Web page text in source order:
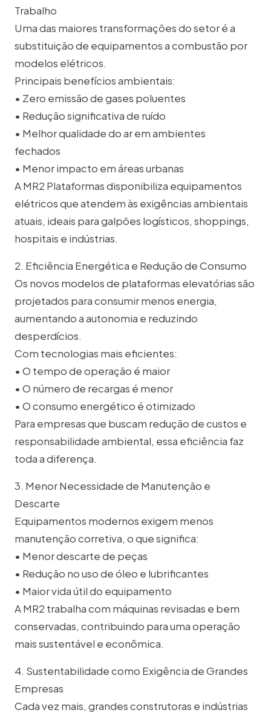
Trabalho
Uma das maiores transformações do setor é a
substituição de equipamentos a combustão por
modelos elétricos.
Principais benefícios ambientais:
• Zero emissão de gases poluentes
• Redução significativa de ruído
• Melhor qualidade do ar em ambientes
fechados
• Menor impacto em áreas urbanas
A MR2 Plataformas disponibiliza equipamentos
elétricos que atendem às exigências ambientais
atuais, ideais para galpões logísticos, shoppings,
hospitais e indústrias.
2. Eficiência Energética e Redução de Consumo
Os novos modelos de plataformas elevatórias são
projetados para consumir menos energia,
aumentando a autonomia e reduzindo
desperdícios.
Com tecnologias mais eficientes:
• O tempo de operação é maior
• O número de recargas é menor
• O consumo energético é otimizado
Para empresas que buscam redução de custos e
responsabilidade ambiental, essa eficiência faz
toda a diferença.
3. Menor Necessidade de Manutenção e
Descarte
Equipamentos modernos exigem menos
manutenção corretiva, o que significa:
• Menor descarte de peças
• Redução no uso de óleo e lubrificantes
• Maior vida útil do equipamento
A MR2 trabalha com máquinas revisadas e bem
conservadas, contribuindo para uma operação
mais sustentável e econômica.
4. Sustentabilidade como Exigência de Grandes
Empresas
Cada vez mais, grandes construtoras e indústrias